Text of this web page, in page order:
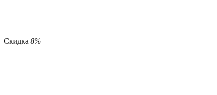
Скидка 8%